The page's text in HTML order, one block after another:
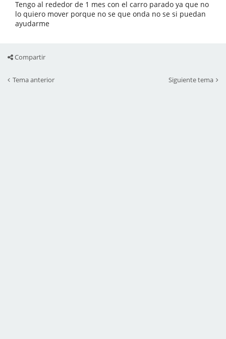
Tengo al rededor de 1 mes con el carro parado ya que no
lo quiero mover porque no se que onda no se si puedan
ayudarme
Compartir
Tema anterior Siguiente tema